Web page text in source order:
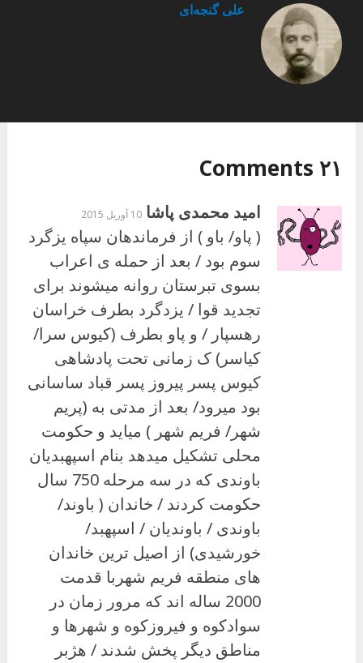
علی گنجه‌ای
۲۱ Comments
امید محمدی پاشا 10 آوریل 2015
( پاو/ باو ) از فرماندهان سپاه یزگرد
سوم بود / بعد از حمله ی اعراب
بسوی تبرستان روانه میشوند برای
تجدید قوا / یزدگرد بطرف خراسان
رهسپار / و پاو بطرف (کیوس سرا/
کیاسر) ک زمانی تحت پادشاهی
کیوس پسر پیروز پسر قباد ساسانی
بود میرود/ بعد از مدتی به (پریم
شهر/ فریم شهر ) میاید و حکومت
محلی تشکیل میدهد بنام اسپهبدیان
باوندی که در سه مرحله 750 سال
حکومت کردند / خاندان ( باوند/
باوندی / باوندیان / اسپهبد/
خورشیدی) از اصیل ترین خاندان
های منطقه فریم شهربا قدمت
2000 ساله اند که مرور زمان در
سوادکوه و فیروزکوه و شهرها و
مناطق دیگر پخش شدند / هژبر